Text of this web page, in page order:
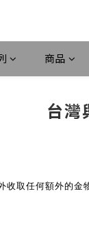
商品
台灣
收取任何額外的金